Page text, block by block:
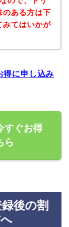
のある方は下
みてはいかが
得に申し込み
すぐお得
ら
後の割